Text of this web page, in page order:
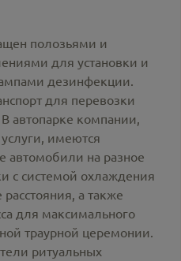
полозьями и
для установки и
дезинфекции.
для перевозки
автопарке компании,
имеются
автомобили на разное
с системой охлаждения
а также
для максимального
траурной церемонии.
ритуальных